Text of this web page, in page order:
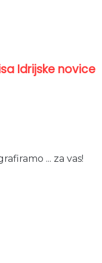
Idrijske novice
... za vas!